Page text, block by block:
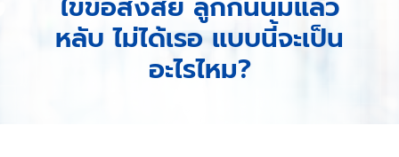
หลับ ไม่ได้เรอ แบบนี้จะเป็น
อะไรไหม?